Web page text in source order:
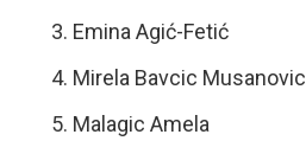
Emina Agić-Fetić
Mirela Bavcic Musanovic
Malagic Amela